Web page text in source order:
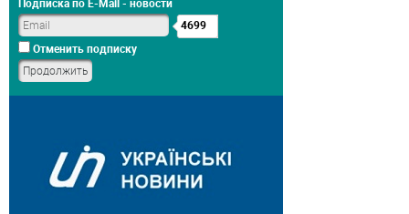
4699
Отменить подписку